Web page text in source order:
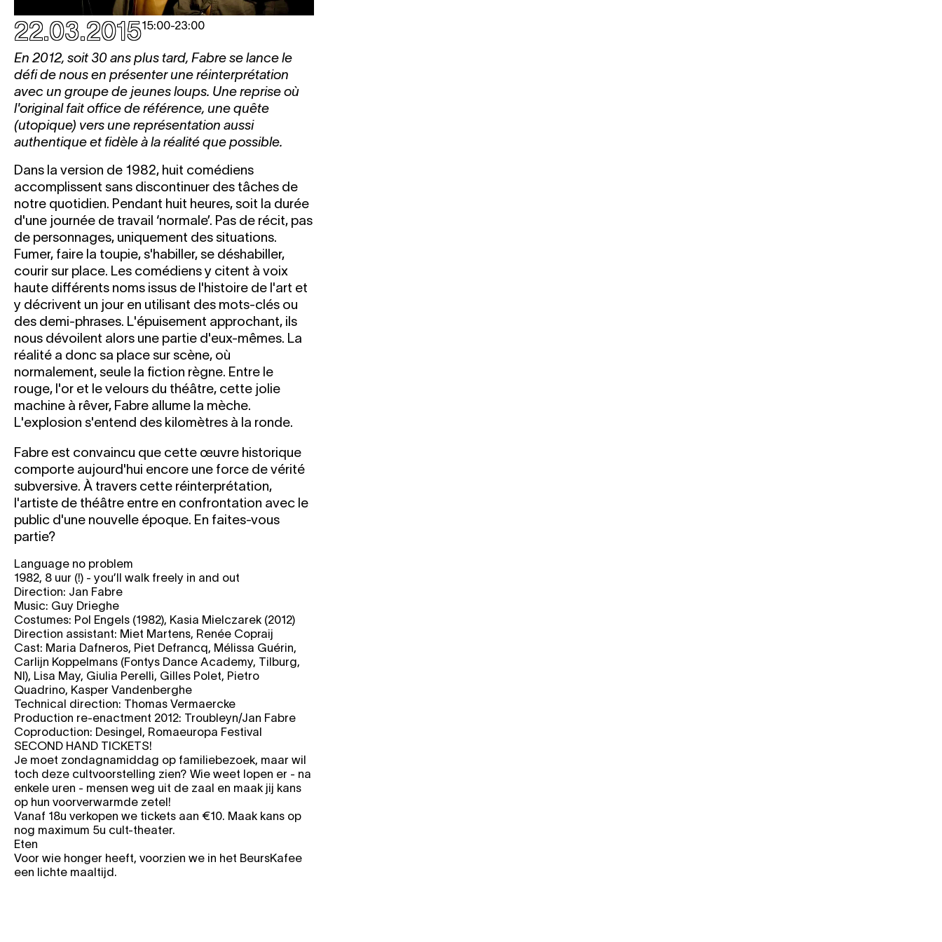
22.03.201515:00-23:00
En 2012, soit 30 ans plus tard, Fabre se lance le
défi de nous en présenter une réinterprétation
avec un groupe de jeunes loups. Une reprise où
l'original fait office de référence, une quête
(utopique) vers une représentation aussi
authentique et fidèle à la réalité que possible.
Dans la version de 1982, huit comédiens
accomplissent sans discontinuer des tâches de
notre quotidien. Pendant huit heures, soit la durée
d'une journée de travail ‘normale’. Pas de récit, pas
de personnages, uniquement des situations.
Fumer, faire la toupie, s'habiller, se déshabiller,
courir sur place. Les comédiens y citent à voix
haute différents noms issus de l'histoire de l'art et
y décrivent un jour en utilisant des mots-clés ou
des demi-phrases. L'épuisement approchant, ils
nous dévoilent alors une partie d'eux-mêmes. La
réalité a donc sa place sur scène, où
normalement, seule la fiction règne. Entre le
rouge, l'or et le velours du théâtre, cette jolie
machine à rêver, Fabre allume la mèche.
L'explosion s'entend des kilomètres à la ronde.
Fabre est convaincu que cette œuvre historique
comporte aujourd'hui encore une force de vérité
subversive. À travers cette réinterprétation,
l'artiste de théâtre entre en confrontation avec le
public d'une nouvelle époque. En faites-vous
partie?
Language no problem
1982, 8 uur (!) - you’ll walk freely in and out
Direction: Jan Fabre
Music: Guy Drieghe
Costumes: Pol Engels (1982), Kasia Mielczarek (2012)
Direction assistant: Miet Martens, Renée Copraij
Cast: Maria Dafneros, Piet Defrancq, Mélissa Guérin,
Carlijn Koppelmans (Fontys Dance Academy, Tilburg,
Nl), Lisa May, Giulia Perelli, Gilles Polet, Pietro
Quadrino, Kasper Vandenberghe
Technical direction: Thomas Vermaercke
Production re-enactment 2012: Troubleyn/Jan Fabre
Coproduction: Desingel, Romaeuropa Festival
SECOND HAND TICKETS!
Je moet zondagnamiddag op familiebezoek, maar wil
toch deze cultvoorstelling zien? Wie weet lopen er - na
enkele uren - mensen weg uit de zaal en maak jij kans
op hun voorverwarmde zetel!
Vanaf 18u verkopen we tickets aan €10. Maak kans op
nog maximum 5u cult-theater.
Eten
Voor wie honger heeft, voorzien we in het BeursKafee
een lichte maaltijd.